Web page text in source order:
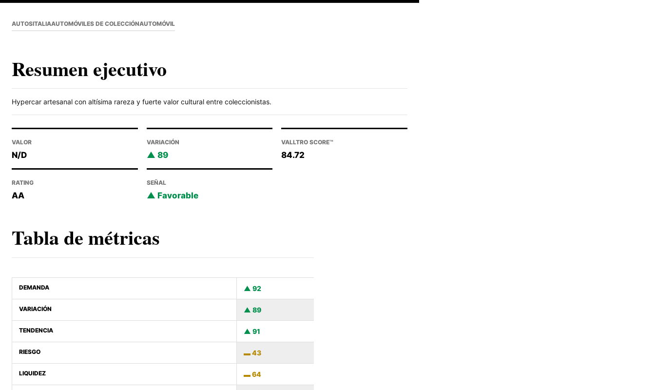
AUTOSITALIAAUTOMÓVILES DE COLECCIÓNAUTOMÓVIL
Resumen ejecutivo
Hypercar artesanal con altísima rareza y fuerte valor cultural entre coleccionistas.
VALOR
N/D
VARIACIÓN
89
VALLTRO SCORE™
84.72
RATING
AA
SEÑAL
Favorable
Tabla de métricas
DEMANDA 92
VARIACIÓN 89
TENDENCIA 91
RIESGO 43
LIQUIDEZ 64